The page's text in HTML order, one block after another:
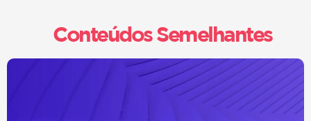
Conteúdos Semelhantes